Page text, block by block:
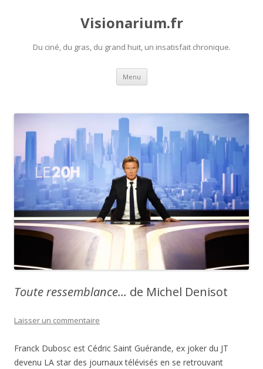
Visionarium.fr
Du ciné, du gras, du grand huit, un insatisfait chronique.
Menu Aller
contenu
Toute ressemblance… de Michel Denisot
Laisser un commentaire
Franck Dubosc est Cédric Saint Guérande, ex joker du JT
devenu LA star des journaux télévisés en se retrouvant